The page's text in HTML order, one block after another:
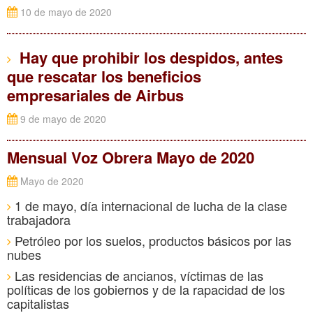
10 de mayo de 2020
Hay que prohibir los despidos, antes
que rescatar los beneficios
empresariales de Airbus
9 de mayo de 2020
Mensual Voz Obrera Mayo de 2020
Mayo de 2020
1 de mayo, día internacional de lucha de la clase
trabajadora
Petróleo por los suelos, productos básicos por las
nubes
Las residencias de ancianos, víctimas de las
políticas de los gobiernos y de la rapacidad de los
capitalistas